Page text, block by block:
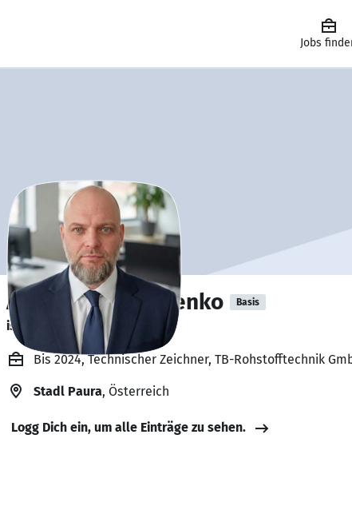
Jobs
Alexander Davidenko Basis
ist offen für Projekte. 🔎
Bis 2024, Technischer Zeichner, TB-Rohstofftechnik
Stadl Paura, Österreich
Logg Dich ein, um alle Einträge zu sehen.